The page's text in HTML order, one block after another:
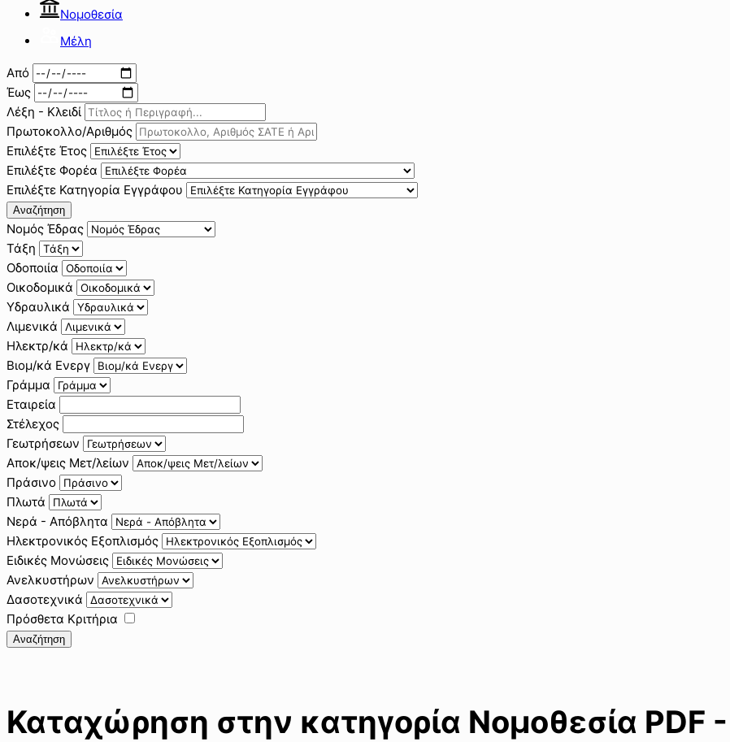
Νομοθεσία
Μέλη
Από
Έως
Λέξη - Κλειδί
Πρωτοκολλο/Αριθμός
Επιλέξτε Έτος
Επιλέξτε Φορέα
Επιλέξτε Κατηγορία Εγγράφου
Αναζήτηση
Νομός Έδρας
Τάξη
Οδοποιία
Οικοδομικά
Υδραυλικά
Λιμενικά
Ηλεκτρ/κά
Βιομ/κά Ενεργ
Γράμμα
Εταιρεία
Στέλεχος
Γεωτρήσεων
Αποκ/ψεις Μετ/λείων
Πράσινο
Πλωτά
Νερά - Απόβλητα
Ηλεκτρονικός Εξοπλισμός
Ειδικές Μονώσεις
Ανελκυστήρων
Δασοτεχνικά
Πρόσθετα Κριτήρια
Αναζήτηση
Καταχώρηση στην κατηγορία Νομοθεσία PDF -